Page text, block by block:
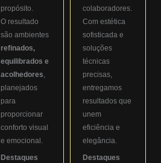
propósito.
O resultado
são ambientes
refinados,
equilibrados e
acolhedores
planejados
para
proporcionar
conforto visual
e emocional.
Destaques
colaboradores.
Com estética
sofisticada e
soluções
técnicas
precisas,
entregamos
resultados que
unem
eficiência e
elegância.
Destaques